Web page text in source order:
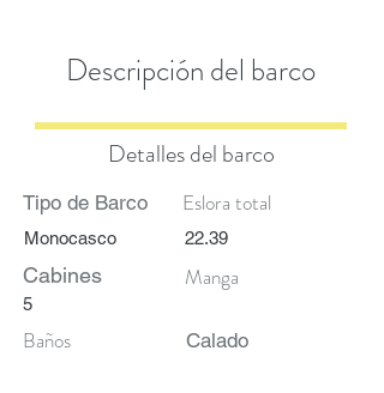
Descripción del barco
Detalles del barco
Tipo de Barco Eslora total
Monocasco
Cabines
5
Baños
22.39
Manga
Calado